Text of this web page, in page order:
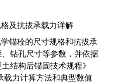
及抗拔承载力详解
锚栓的尺寸规格和抗拔承
钻孔尺寸等参数，并依据
结构后锚固技术规程》
载力计算方法和典型数值